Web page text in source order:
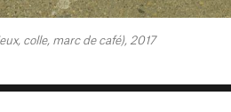
colle, marc de café), 2017